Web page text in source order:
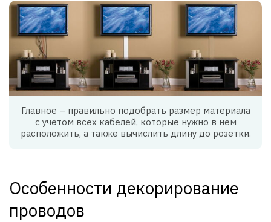
Главное – правильно подобрать размер материала
с учётом всех кабелей, которые нужно в нем
расположить, а также вычислить длину до розетки.
Особенности декорирование
проводов